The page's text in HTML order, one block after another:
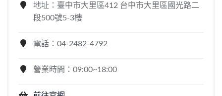
地址：臺中市大里區412 台中市大里區國光路二
段500號5-3樓
電話：04-2482-4792
營業時間：09:00~18:00